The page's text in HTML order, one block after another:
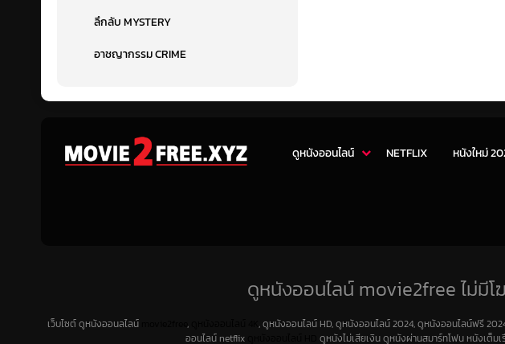
ลึกลับ MYSTERY
อาชญากรรม CRIME
ดูหนังออนไลน์ NETFLIX หนังใหม่
ดูหนังออนไลน์ movie2free ไม่มี
เว็บไซต์ ดูหนังออนลไลน์ ,
, ดูหนังออนไลน์ HD, ดูหนังออนไลน์ 2024, ดูหนังออนไลน์ฟรี
ออนไลน์ netflix
ดูหนังไม่เสียเงิน ดูหนังผ่านสมาร์ทโฟน หนังเต็มเ